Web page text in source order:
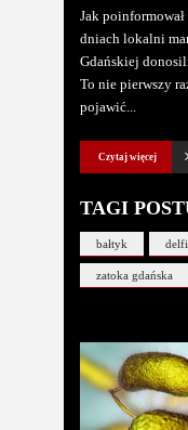
Jak
dniach lokalni
Gdańskiej
To nie pierwszy
pojawić
Czytaj więcej
TAGI
bałtyk
zatoka gdańska